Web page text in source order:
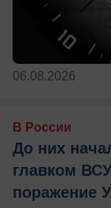
06.08.2026
В России
До них
главком
поражение